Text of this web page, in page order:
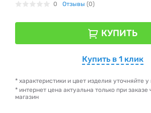
0 Отзывы (0)
КУПИТЬ
Купить в 1 клик
* характеристики и цвет изделия уточняйте
* интернет цена актуальна только при заказе
магазин